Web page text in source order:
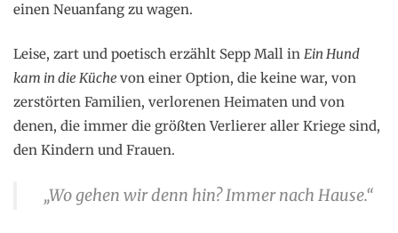
einen Neuanfang zu wagen.
Leise, zart und poetisch erzählt Sepp Mall in Ein Hund
kam in die Küche von einer Option, die keine war, von
zerstörten Familien, verlorenen Heimaten und von
denen, die immer die größten Verlierer aller Kriege sind,
den Kindern und Frauen.
„Wo gehen wir denn hin? Immer nach Hause.“